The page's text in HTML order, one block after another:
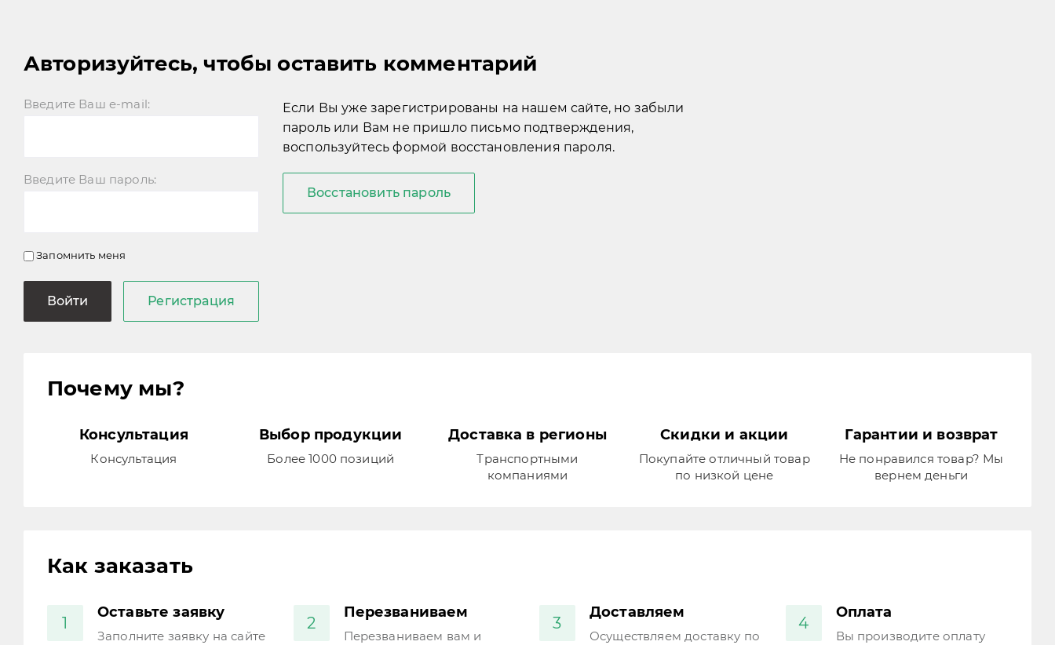
Авторизуйтесь, чтобы оставить комментарий
Введите Ваш e-mail:
Введите Ваш пароль:
Запомнить меня
Войти Регистрация
Если Вы уже зарегистрированы на нашем сайте, но забыли
пароль или Вам не пришло письмо подтверждения,
воспользуйтесь формой восстановления пароля.
Восстановить пароль
Почему мы?
Консультация
Консультация
Выбор продукции
Более 1000 позиций
Доставка в регионы
Транспортными
компаниями
Скидки и акции
Покупайте отличный товар
по низкой цене
Гарантии и возврат
Не понравился товар? Мы
вернем деньги
Как заказать
1
Оставьте заявку
Заполните заявку на сайте
2
Перезваниваем
Перезваниваем вам и
3
Доставляем
Осуществляем доставку по
4
Оплата
Вы производите оплату